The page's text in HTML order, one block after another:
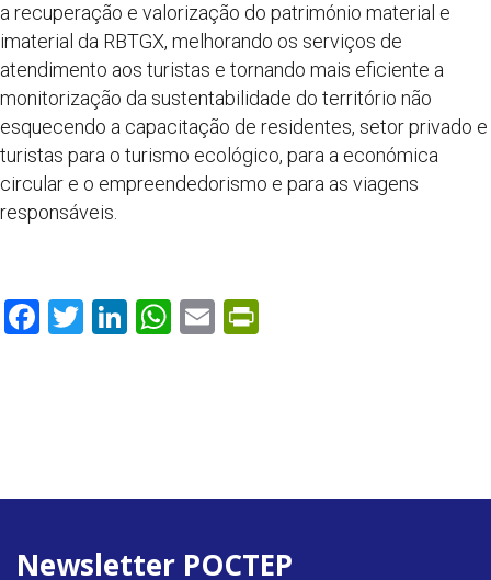
a recuperação e valorização do património material e
imaterial da RBTGX, melhorando os serviços de
atendimento aos turistas e tornando mais eficiente a
monitorização da sustentabilidade do território não
esquecendo a capacitação de residentes, setor privado e
turistas para o turismo ecológico, para a económica
circular e o empreendedorismo e para as viagens
responsáveis.
F
o
T Li
n
W
p
E
n
y
Newsletter POCTEP